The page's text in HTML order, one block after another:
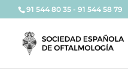
91 544 80 35 - 91 544 58 79